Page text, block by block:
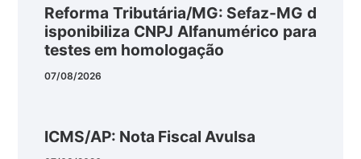
Reforma Tributária/MG: Sefaz-MG d
isponibiliza CNPJ Alfanumérico para
testes em homologação
07/08/2026
ICMS/AP: Nota Fiscal Avulsa